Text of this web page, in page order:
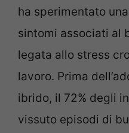
ha sperimentato
sintomi associati al
legata allo stress
lavoro. Prima
ibrido, il 72% degli
vissuto episodi di